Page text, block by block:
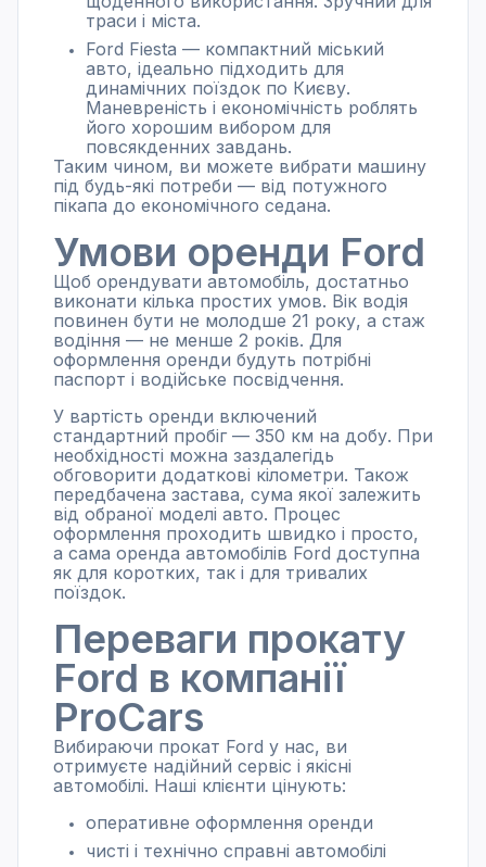
траси і міста.
Ford Fiesta — компактний міський
авто, ідеально підходить для
динамічних поїздок по Києву.
Маневреність і економічність роблять
його хорошим вибором для
повсякденних завдань.
Таким чином, ви можете вибрати машину
під будь-які потреби — від потужного
пікапа до економічного седана.
Умови оренди Ford
Щоб орендувати автомобіль, достатньо
виконати кілька простих умов. Вік водія
повинен бути не молодше 21 року, а стаж
водіння — не менше 2 років. Для
оформлення оренди будуть потрібні
паспорт і водійське посвідчення.
У вартість оренди включений
стандартний пробіг — 350 км на добу. При
необхідності можна заздалегідь
обговорити додаткові кілометри. Також
передбачена застава, сума якої залежить
від обраної моделі авто. Процес
оформлення проходить швидко і просто,
а сама оренда автомобілів Ford доступна
як для коротких, так і для тривалих
поїздок.
Переваги прокату
Ford в компанії
ProCars
Вибираючи прокат Ford у нас, ви
отримуєте надійний сервіс і якісні
автомобілі. Наші клієнти цінують:
оперативне оформлення оренди
чисті і технічно справні автомобілі